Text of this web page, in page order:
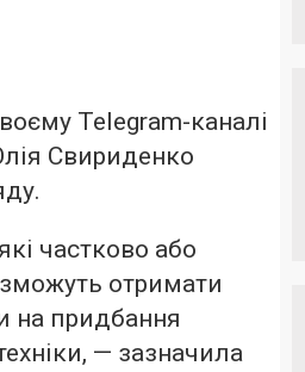
Telegram-каналі
Свириденко
частково або
отримати
на придбання
— зазначила